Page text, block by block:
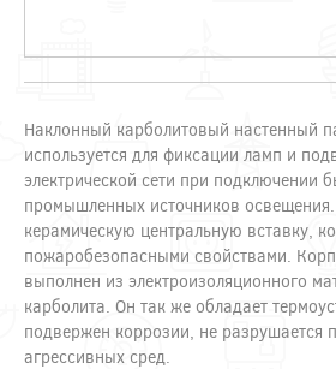
Наклонный карболитовый настенный
используется для фиксации ламп и
электрической сети при подключении
промышленных источников
керамическую центральную вставку,
пожаробезопасными свойствами.
выполнен из электроизоляционного
карболита. Он так же обладает
подвержен коррозии, не разрушается
агрессивных сред.